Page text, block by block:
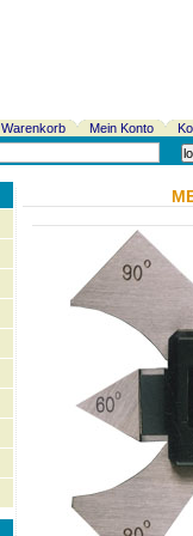
Warenkorb Mein Konto